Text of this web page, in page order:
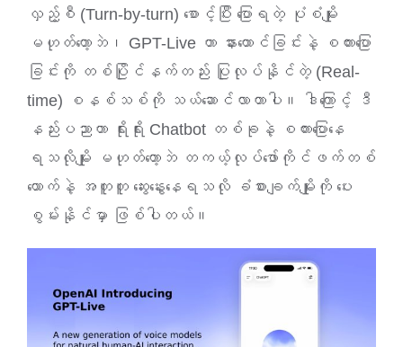
လှည့်စီ (Turn-by-turn) စောင့်ပြီး ပြောရတဲ့ ပုံစံမျိုး
မဟုတ်တော့ဘဲ၊ GPT-Live ဟာ နားထောင်ခြင်းနဲ့ စကားပြော
ခြင်းကို တစ်ပြိုင်နက်တည်း ပြုလုပ်နိုင်တဲ့ (Real-
time) စနစ်သစ်ကို သယ်ဆောင်လာတာပါ။ ဒါကြောင့် ဒီ
နည်းပညာဟာ ရိုးရိုး Chatbot တစ်ခုနဲ့ စကားပြောနေ
ရသလိုမျိုး မဟုတ်တော့ဘဲ တကယ့်လုပ်ဖော်ကိုင်ဖက်တစ်
ယောက်နဲ့ အတူတူ ဆွေးနွေးနေရသလို ခံစားချက်မျိုးကို ပေး
စွမ်းနိုင်မှာ ဖြစ်ပါတယ်။